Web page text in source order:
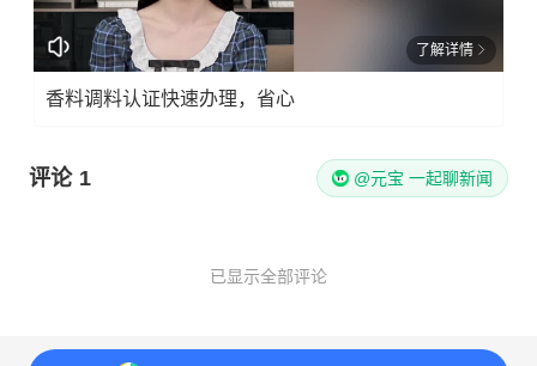
了解详情
香料调料认证快速办理，省心
评论 1 @元宝 一起聊新闻
已显示全部评论